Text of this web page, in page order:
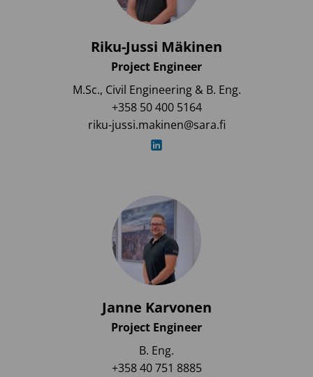
Riku-Jussi Mäkinen
Project Engineer
M.Sc., Civil Engineering & B. Eng.
+358 50 400 5164
riku-jussi.makinen@sara.fi
Janne Karvonen
Project Engineer
B. Eng.
+358 40 751 8885